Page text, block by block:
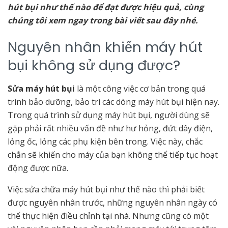
hút bụi như thế nào để đạt được hiệu quả, cùng
chúng tôi xem ngay trong bài viết sau đây nhé.
Nguyên nhân khiến máy hút
bụi không sử dụng được?
Sửa máy hút bụi là một công việc cơ bản trong quá
trình bảo dưỡng, bảo trì các dòng máy hút bụi hiện nay.
Trong quá trình sử dụng máy hút bụi, người dùng sẽ
gặp phải rất nhiều vấn đề như hư hỏng, đứt dây điện,
lỏng ốc, lỏng các phụ kiện bên trong. Việc này, chắc
chắn sẽ khiến cho máy của bạn không thể tiếp tục hoạt
động được nữa.
Việc sửa chữa máy hút bụi như thế nào thì phải biết
được nguyên nhân trước, những nguyên nhân ngày có
thể thực hiện điều chỉnh tại nhà. Nhưng cũng có một